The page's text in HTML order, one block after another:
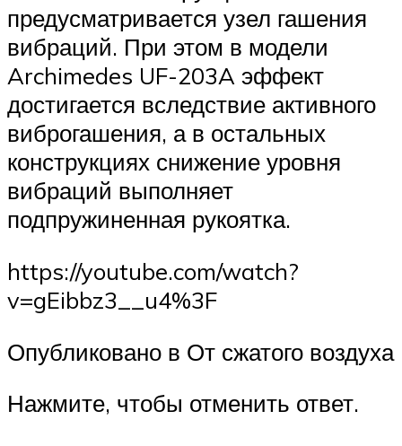
предусматривается узел гашения
вибраций. При этом в модели
Archimedes UF-203A эффект
достигается вследствие активного
виброгашения, а в остальных
конструкциях снижение уровня
вибраций выполняет
подпружиненная рукоятка.
https://youtube.com/watch?
v=gEibbz3__u4%3F
Опубликовано в От сжатого воздуха
Нажмите, чтобы отменить ответ.